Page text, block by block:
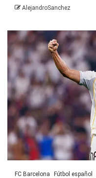
AlejandroSanchez
FC Barcelona Fútbol español